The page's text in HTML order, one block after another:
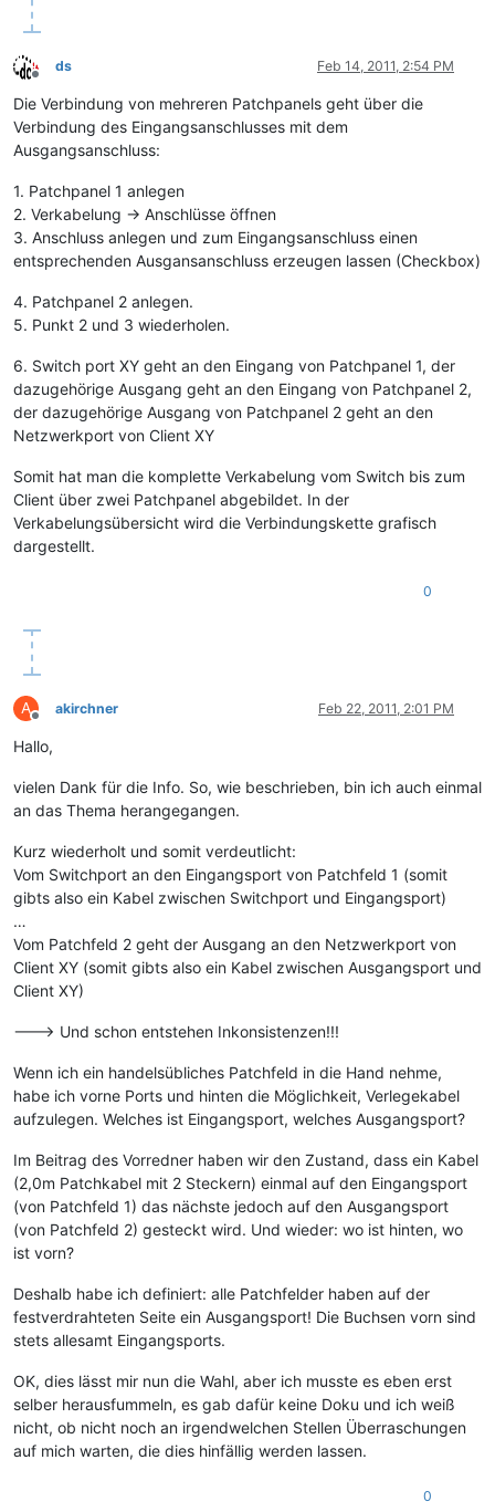
Offline
ds Feb 14, 2011, 2:54 PM
Die Verbindung von mehreren Patchpanels geht über die
Verbindung des Eingangsanschlusses mit dem
Ausgangsanschluss:
1. Patchpanel 1 anlegen
2. Verkabelung -> Anschlüsse öffnen
3. Anschluss anlegen und zum Eingangsanschluss einen
entsprechenden Ausgansanschluss erzeugen lassen (Checkbox)
4. Patchpanel 2 anlegen.
5. Punkt 2 und 3 wiederholen.
6. Switch port XY geht an den Eingang von Patchpanel 1, der
dazugehörige Ausgang geht an den Eingang von Patchpanel 2,
der dazugehörige Ausgang von Patchpanel 2 geht an den
Netzwerkport von Client XY
Somit hat man die komplette Verkabelung vom Switch bis zum
Client über zwei Patchpanel abgebildet. In der
Verkabelungsübersicht wird die Verbindungskette grafisch
dargestellt.
0
A
Offline
akirchner Feb 22, 2011, 2:01 PM
Hallo,
vielen Dank für die Info. So, wie beschrieben, bin ich auch einmal
an das Thema herangegangen.
Kurz wiederholt und somit verdeutlicht:
Vom Switchport an den Eingangsport von Patchfeld 1 (somit
gibts also ein Kabel zwischen Switchport und Eingangsport)
…
Vom Patchfeld 2 geht der Ausgang an den Netzwerkport von
Client XY (somit gibts also ein Kabel zwischen Ausgangsport und
Client XY)
---> Und schon entstehen Inkonsistenzen!!!
Wenn ich ein handelsübliches Patchfeld in die Hand nehme,
habe ich vorne Ports und hinten die Möglichkeit, Verlegekabel
aufzulegen. Welches ist Eingangsport, welches Ausgangsport?
Im Beitrag des Vorredner haben wir den Zustand, dass ein Kabel
(2,0m Patchkabel mit 2 Steckern) einmal auf den Eingangsport
(von Patchfeld 1) das nächste jedoch auf den Ausgangsport
(von Patchfeld 2) gesteckt wird. Und wieder: wo ist hinten, wo
ist vorn?
Deshalb habe ich definiert: alle Patchfelder haben auf der
festverdrahteten Seite ein Ausgangsport! Die Buchsen vorn sind
stets allesamt Eingangsports.
OK, dies lässt mir nun die Wahl, aber ich musste es eben erst
selber herausfummeln, es gab dafür keine Doku und ich weiß
nicht, ob nicht noch an irgendwelchen Stellen Überraschungen
auf mich warten, die dies hinfällig werden lassen.
0